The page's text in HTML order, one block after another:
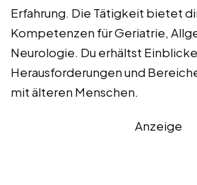
Erfahrung. Die Tätigkeit bietet
Kompetenzen für Geriatrie,
Neurologie. Du erhältst
Herausforderungen und
mit älteren Menschen.
Anzeige